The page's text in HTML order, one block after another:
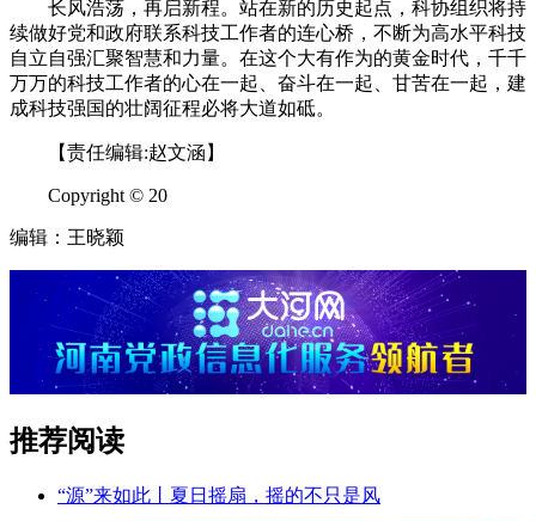
长风浩荡，再启新程。站在新的历史起点，科协组织将持
续做好党和政府联系科技工作者的连心桥，不断为高水平科技
自立自强汇聚智慧和力量。在这个大有作为的黄金时代，千千
万万的科技工作者的心在一起、奋斗在一起、甘苦在一起，建
成科技强国的壮阔征程必将大道如砥。
【责任编辑:赵文涵】
Copyright © 20
编辑：王晓颖
推荐阅读
“源”来如此丨夏日摇扇，摇的不只是风